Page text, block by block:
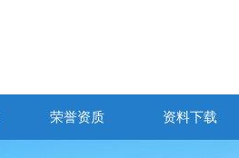
荣誉资质 资料下载